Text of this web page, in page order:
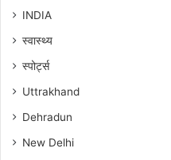
INDIA
स्वास्थ्य
स्पोर्ट्स
Uttrakhand
Dehradun
New Delhi